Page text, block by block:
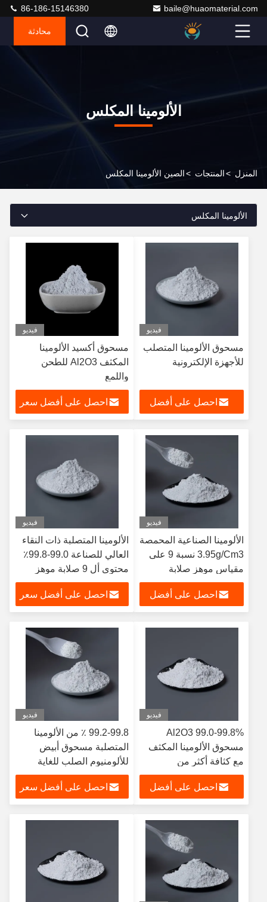
baile@huaomaterial.com
86-186-15146380
محادثة
الألومينا المكلس
المنزل >المنتجات >الصين الألومينا المكلس
الألومينا المكلس
فيديو
مسحوق الألومينا المتصلب
للأجهزة الإلكترونية
احصل على أفضل
فيديو
مسحوق أكسيد الألومينا
المكثف Al2O3 للطحن
واللمع
احصل على أفضل سعر
فيديو
الألومينا الصناعية المحمصة
3.95g/Cm3 نسبة 9 على
مقياس موهز صلابة
احصل على أفضل
فيديو
الألومينا المتصلبة ذات النقاء
العالي للصناعة 99.0-99.8٪
محتوى أل 9 صلابة موهز
احصل على أفضل سعر
فيديو
99.0-99.8% Al2O3
مسحوق الألومينا المكثف
مع كثافة أكثر من
3.9g/Cm3
احصل على أفضل
فيديو
99.2-99.8 ٪ من الألومينا
المتصلبة مسحوق أبيض
للألومنيوم الصلب للغاية
احصل على أفضل سعر